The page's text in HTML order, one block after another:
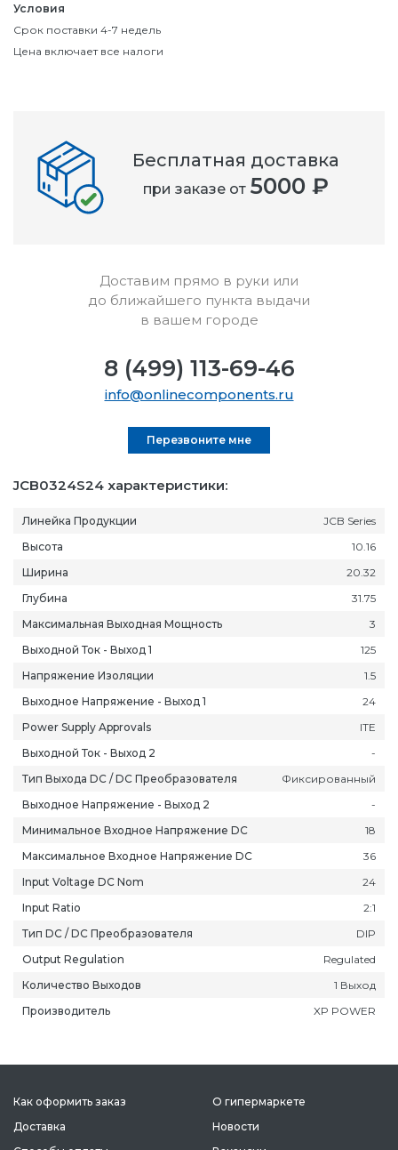
Условия
Срок поставки 4-7 недель
Цена включает все налоги
JCB0324S24 характеристики:
Линейка Продукции
JCB Series
Высота
10.16
Ширина
20.32
Глубина
31.75
Максимальная Выходная Мощность
3
Выходной Ток - Выход 1
125
Напряжение Изоляции
1.5
Выходное Напряжение - Выход 1
24
Power Supply Approvals
ITE
Выходной Ток - Выход 2
-
Тип Выхода DC / DC Преобразователя
Фиксированный
Выходное Напряжение - Выход 2
-
Минимальное Входное Напряжение DC
18
Максимальное Входное Напряжение DC
36
Input Voltage DC Nom
24
Input Ratio
2:1
Тип DC / DC Преобразователя
DIP
Output Regulation
Regulated
Количество Выходов
1 Выход
Производитель
XP POWER
Бесплатная доставка
при заказе от 5000 ₽
Доставим прямо в руки или
до ближайшего пункта выдачи
в вашем городе
8 (499) 113-69-46
info@onlinecomponents.ru
Перезвоните мне
Как оформить заказ
Доставка
О гипермаркете
Новости
Липецк
Магас
Магнитогорск
Петрозаводск
Подольск
Псков